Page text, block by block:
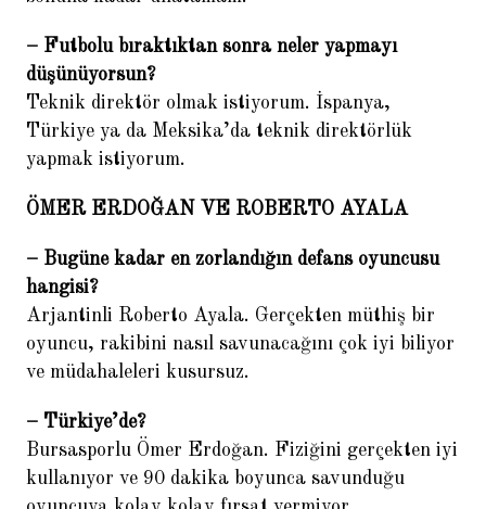
– Futbolu bıraktıktan sonra neler yapmayı
düşünüyorsun?
Teknik direktör olmak istiyorum. İspanya,
Türkiye ya da Meksika’da teknik direktörlük
yapmak istiyorum.
ÖMER ERDOĞAN VE ROBERTO AYALA
– Bugüne kadar en zorlandığın defans oyuncusu
hangisi?
Arjantinli Roberto Ayala. Gerçekten müthiş bir
oyuncu, rakibini nasıl savunacağını çok iyi biliyor
ve müdahaleleri kusursuz.
– Türkiye’de?
Bursasporlu Ömer Erdoğan. Fiziğini gerçekten iyi
kullanıyor ve 90 dakika boyunca savunduğu